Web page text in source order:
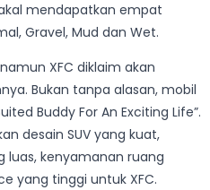
mendapatkan empat
Gravel, Mud dan Wet.
XFC diklaim akan
Bukan tanpa alasan, mobil
Buddy For An Exciting Life”.
desain SUV yang kuat,
luas, kenyamanan ruang
yang tinggi untuk XFC.